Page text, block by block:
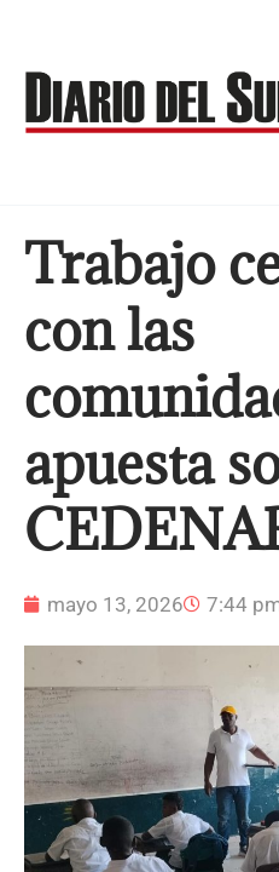
contenido
Trabajo
con las
apuesta
mayo 13, 2026 7:44